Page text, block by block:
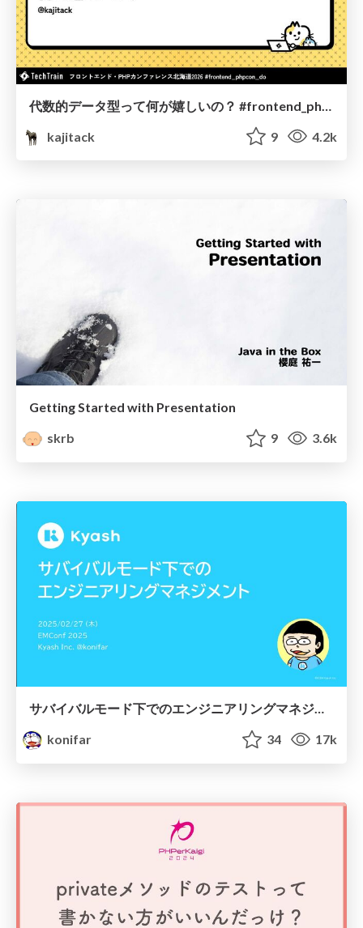
kajitack
9 4.2k
Getting Started with Presentation
skrb
9 3.6k
サバイバルモード下でのエンジニアリングマネジメント
konifar
34 17k